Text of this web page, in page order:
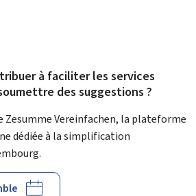
à faciliter les services
des suggestions ?
Zesumme Vereinfachen, la plateforme
dédiée à la simplification